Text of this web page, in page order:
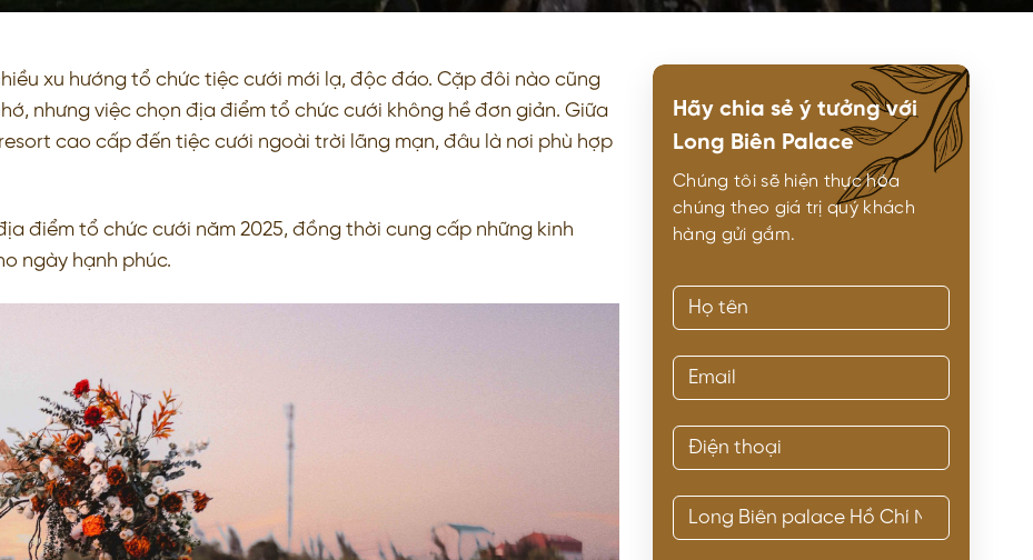
Hãy chia sẻ ý tưởng với
Long Biên Palace
Chúng tôi sẽ hiện thực hóa
chúng theo giá trị quý khách
hàng gửi gắm.
xu hướng tổ chức tiệc cưới mới lạ, độc đáo. Cặp đôi nào cũng
nhưng việc chọn địa điểm tổ chức cưới không hề đơn giản. Giữa
cao cấp đến tiệc cưới ngoài trời lãng mạn, đâu là nơi phù hợp
điểm tổ chức cưới năm 2025, đồng thời cung cấp những kinh
ngày hạnh phúc.